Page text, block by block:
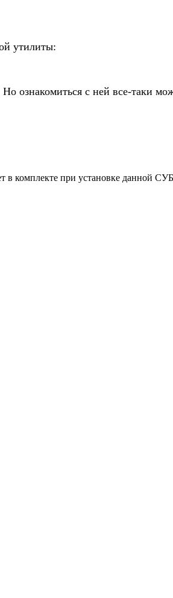
утилиты:
ознакомиться с ней все-таки
комплекте при установке данной